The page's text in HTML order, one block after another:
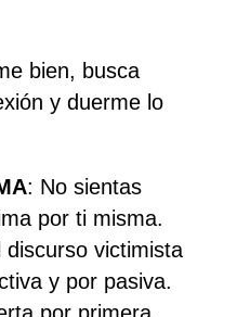
bien, busca
y duerme lo
: No sientas
por ti misma.
victimista
y por pasiva.